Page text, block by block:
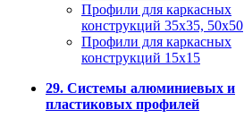
Профили для каркасных
конструкций 35x35, 50x50
Профили для каркасных
конструкций 15х15
29. Системы алюминиевых и
пластиковых профилей